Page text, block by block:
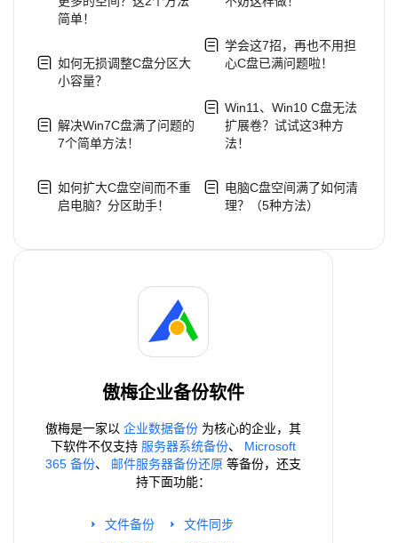
简单！
如何无损调整C盘分区大
小容量？
解决Win7C盘满了问题的
7个简单方法！
如何扩大C盘空间而不重
启电脑？分区助手！
学会这7招，再也不用担
心C盘已满问题啦！
Win11、Win10 C盘无法
扩展卷？试试这3种方
法！
电脑C盘空间满了如何清
理？（5种方法）
傲梅企业备份软件
傲梅是一家以 企业数据备份 为核心的企业，其
下软件不仅支持 服务器系统备份、 Microsoft
365 备份、 邮件服务器备份还原 等备份，还支
持下面功能：
文件备份
文件同步